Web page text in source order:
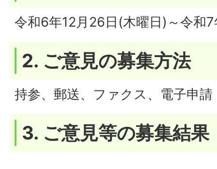
令和6年12月26日(木曜日)～令和
2. ご意見の募集方法
持参、郵送、ファクス、電子申
3. ご意見等の募集結果